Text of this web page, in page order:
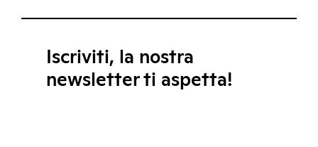
Iscriviti, la nostra
newsletter ti aspetta!